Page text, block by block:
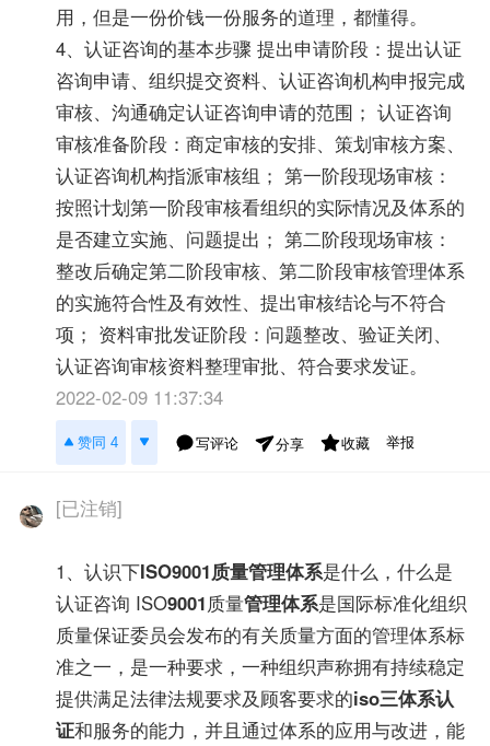
用，但是一份价钱一份服务的道理，都懂得。
4、认证咨询的基本步骤 提出申请阶段：提出认证
咨询申请、组织提交资料、认证咨询机构申报完成
审核、沟通确定认证咨询申请的范围； 认证咨询
审核准备阶段：商定审核的安排、策划审核方案、
认证咨询机构指派审核组； 第一阶段现场审核：
按照计划第一阶段审核看组织的实际情况及体系的
是否建立实施、问题提出； 第二阶段现场审核：
整改后确定第二阶段审核、第二阶段审核管理体系
的实施符合性及有效性、提出审核结论与不符合
项； 资料审批发证阶段：问题整改、验证关闭、
认证咨询审核资料整理审批、符合要求发证。
2022-02-09 11:37:34
赞同 4 写评论 分享 收藏 举报
[已注销]
1、认识下ISO9001质量管理体系是什么，什么是
认证咨询 ISO9001质量管理体系是国际标准化组织
质量保证委员会发布的有关质量方面的管理体系标
准之一，是一种要求，一种组织声称拥有持续稳定
提供满足法律法规要求及顾客要求的iso三体系认
证和服务的能力，并且通过体系的应用与改进，能